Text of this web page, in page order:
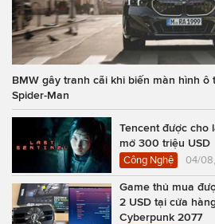
BMW gây tranh cãi khi biến màn hình ô
Spider-Man
Tencent được cho
mở 300 triệu USD
Công Nghệ 04/
Game thủ mua
2 USD tại cửa
Cyberpunk 2077